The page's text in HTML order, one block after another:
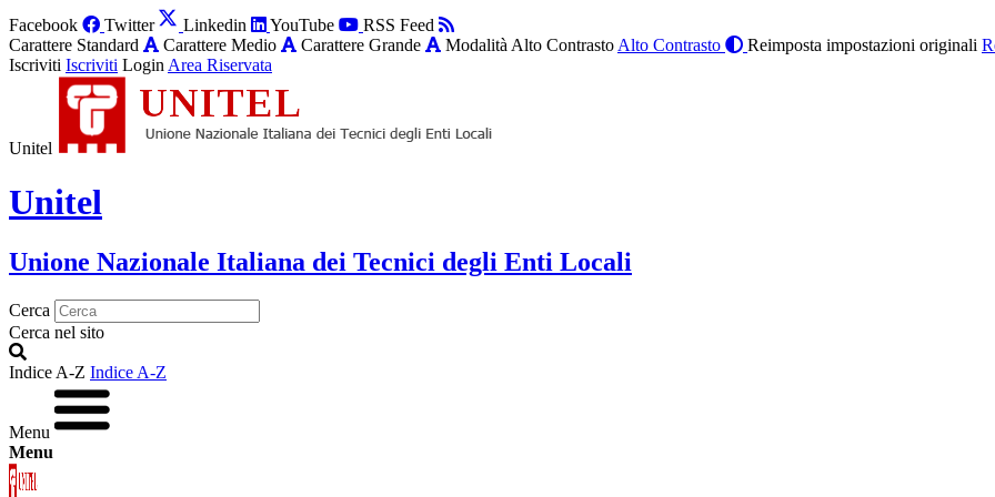
Facebook Twitter Linkedin YouTube
RSS Feed
Carattere Standard
Carattere Medio Carattere Grande Modalità Alto Contrasto Alto Contrasto Reimposta impostazioni originali
Iscriviti Iscriviti Login Area Riservata
Unitel
Unitel
Unione Nazionale Italiana dei Tecnici degli Enti Locali
Cerca
Cerca nel sito
Indice A-Z Indice A-Z
Menu
Menu